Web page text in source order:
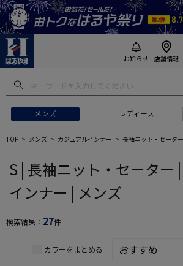
お知らせ 店舗情報
メンズ レディース
フトにおすすめ #セットアップ スーツ
TOP メンズ カジュアルインナー 長袖ニット・セーター
S | 長袖ニット・セーター
インナー | メンズ
検索結果： 27件
カラーをまとめる